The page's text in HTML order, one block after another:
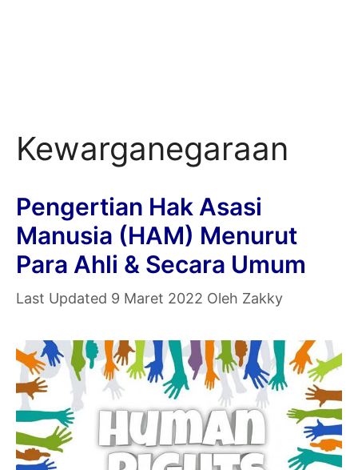
Kewarganegaraan
Pengertian Hak Asasi
Manusia (HAM) Menurut
Para Ahli & Secara Umum
9 Maret 2022 Oleh Zakky